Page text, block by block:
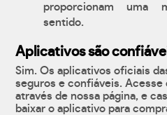
proporcionam uma
sentido.
Aplicativos são
Sim. Os aplicativos oficiais
seguros e confiáveis. Acesse
através de nossa página, e
baixar o aplicativo para